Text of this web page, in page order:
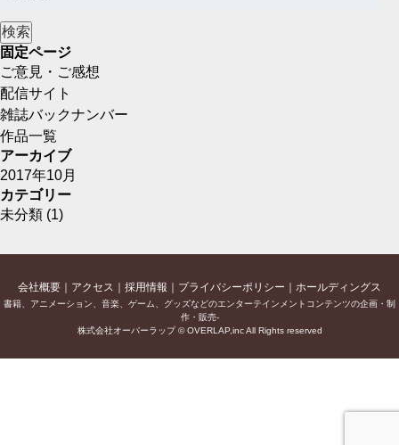
固定ページ
ご意見・ご感想
配信サイト
雑誌バックナンバー
作品一覧
アーカイブ
2017年10月
カテゴリー
未分類 (1)
会社概要 アクセス 採用情報 プライバシーポリシー ホールディングス
書籍、アニメーション、音楽、ゲーム、グッズなどのエンターテインメントコンテンツの企画・制
作・販売-
株式会社オーバーラップ © OVERLAP,inc All Rights reserved